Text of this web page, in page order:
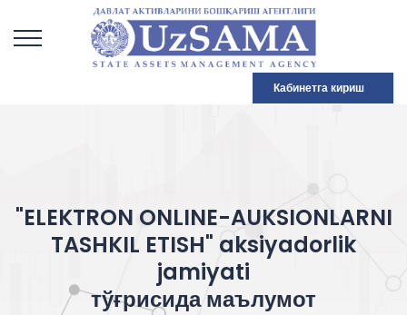
Кабинетга кириш
"ELEKTRON ONLINE-AUKSIONLARNI
TASHKIL ETISH" aksiyadorlik
jamiyati
тўғрисида маълумот